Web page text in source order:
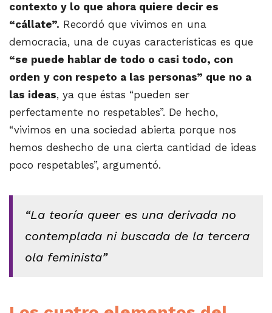
contexto y lo que ahora quiere decir es
“cállate”. Recordó que vivimos en una
democracia, una de cuyas características es que
“se puede hablar de todo o casi todo, con
orden y con respeto a las personas” que no a
las ideas, ya que éstas “pueden ser
perfectamente no respetables”. De hecho,
“vivimos en una sociedad abierta porque nos
hemos deshecho de una cierta cantidad de ideas
poco respetables”, argumentó.
“La teoría queer es una derivada no
contemplada ni buscada de la tercera
ola feminista”